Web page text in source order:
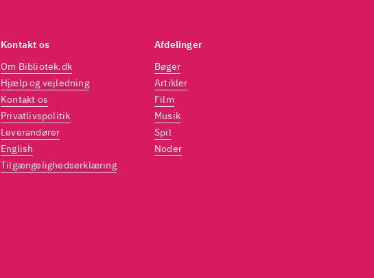
Kontakt os
Om Bibliotek.dk
Hjælp og vejledning
Kontakt os
Privatlivspolitik
Leverandører
English
Tilgængelighedserklæring
Afdelinger
Bøger
Artikler
Film
Musik
Spil
Noder